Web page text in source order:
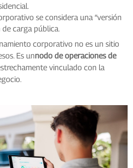
se considera una “versión
carga pública.
corporativo no es un sitio
Es unnodo de operaciones de
vinculado con la